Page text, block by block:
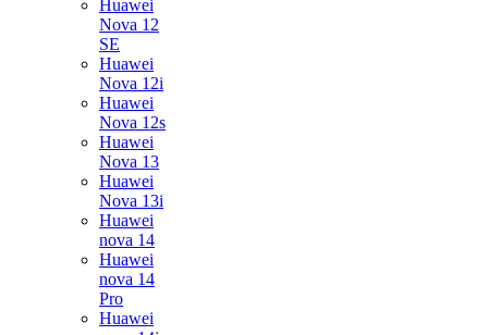
Huawei
Nova 12
SE
Huawei
Nova 12i
Huawei
Nova 12s
Huawei
Nova 13
Huawei
Nova 13i
Huawei
nova 14
Huawei
nova 14
Pro
Huawei